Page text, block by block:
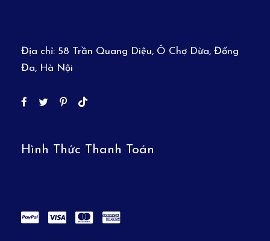
Địa chỉ: 58 Trần Quang Diệu, Ô Chợ Dừa, Đống
Đa, Hà Nội
Hình Thức Thanh Toán